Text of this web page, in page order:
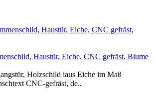
Haustür, Eiche, CNC gefräst, Blume
Holzschild iaus Eiche im Maß
CNC-gefräst, de..